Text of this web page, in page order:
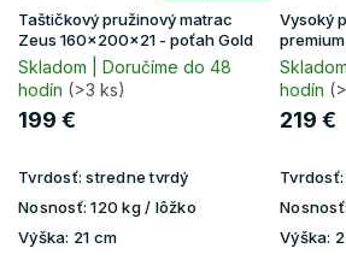
u
k
t
o
v
Taštičkový pružinový matrac
Zeus 160x200x21 - poťah Gold
Skladom | Doručíme do 48
hodín (>3 ks)
199 €
Tvrdosť: stredne tvrdý
Nosnosť: 120 kg / lôžko
Výška: 21 cm
Vysoký
Lavender
hodín
219 €
Tvrdosť:
Nosnosť:
Výška: